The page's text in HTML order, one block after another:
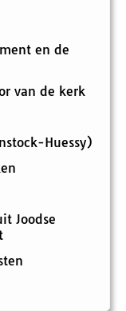
en de
van de kerk
Huessy)
Joodse